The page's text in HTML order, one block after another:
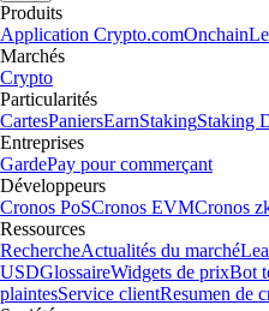
Produits
Application Crypto.comOnchain
Marchés
Crypto
Particularités
CartesPaniersEarnStakingStaking
Entreprises
GardePay pour commerçant
Développeurs
Cronos PoSCronos EVMCronos
Ressources
RechercheActualités du marché
USDGlossaireWidgets de prixBot
plaintesService clientResumen de